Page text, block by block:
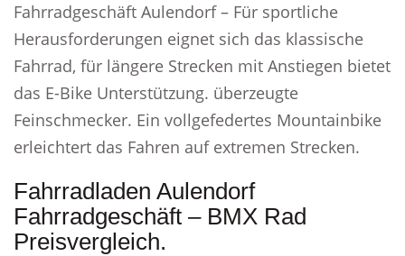
Fahrradgeschäft Aulendorf – Für sportliche
Herausforderungen eignet sich das klassische
Fahrrad, für längere Strecken mit Anstiegen bietet
das E-Bike Unterstützung. überzeugte
Feinschmecker. Ein vollgefedertes Mountainbike
erleichtert das Fahren auf extremen Strecken.
Fahrradladen Aulendorf
Fahrradgeschäft – BMX Rad
Preisvergleich.